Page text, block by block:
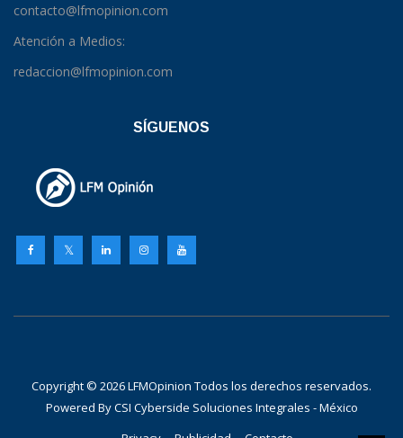
contacto@lfmopinion.com
Atención a Medios:
redaccion@lfmopinion.com
SÍGUENOS
Copyright © 2026 LFMOpinion Todos los derechos reservados.
Powered ByCSI Cyberside Soluciones Integrales - México